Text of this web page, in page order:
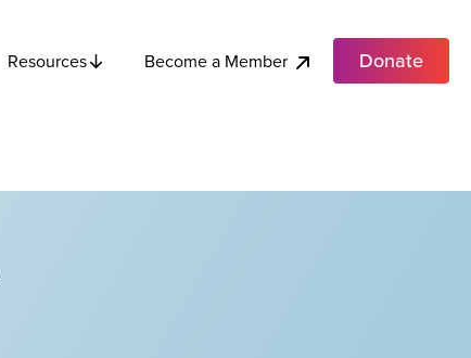
Resources Become a Member Donate